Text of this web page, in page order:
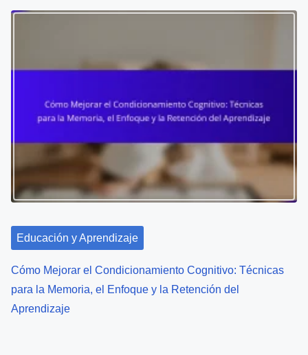
Educación y Aprendizaje
Cómo Mejorar el Condicionamiento Cognitivo: Técnicas
para la Memoria, el Enfoque y la Retención del
Aprendizaje